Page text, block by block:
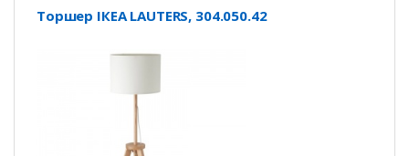
Торшер ІКЕА LAUTERS, 304.050.42